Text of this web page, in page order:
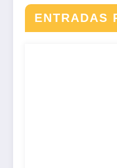
ENTRADAS